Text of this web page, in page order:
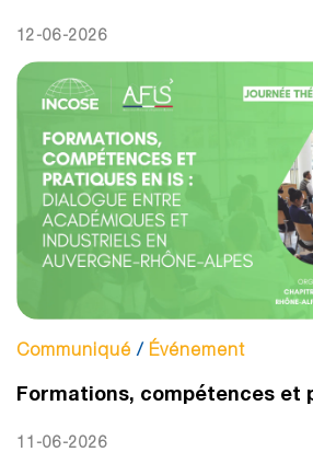
12-06-2026
Communiqué / Événement
Formations, compétences et
11-06-2026